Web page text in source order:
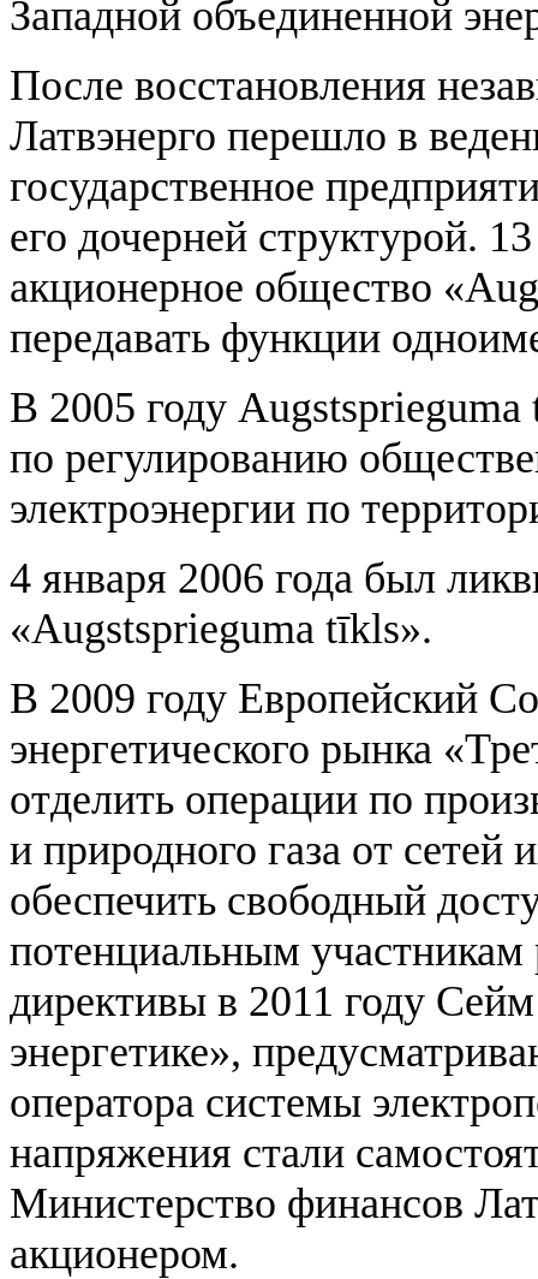
Западной объединенной
После восстановления
Латвэнерго перешло в
государственное
его дочерней структурой.
акционерное общество
передавать функции
В 2005 году
по регулированию
электроэнергии по
4 января 2006 года был
«Augstsprieguma tīkls».
В 2009 году Европейский
энергетического рынка
отделить операции по
и природного газа от
обеспечить свободный
потенциальным
директивы в 2011 году
энергетике»,
оператора системы
напряжения стали
Министерство финансов
акционером.